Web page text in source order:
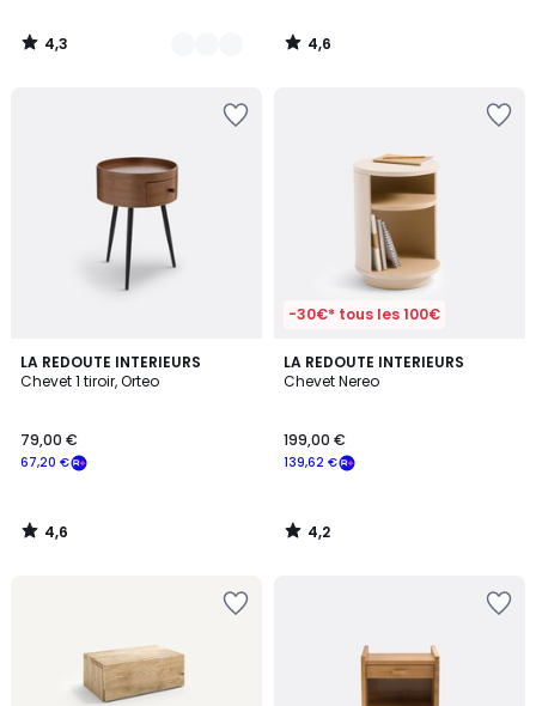
4,3
/
4,6
/
LA REDOUTE INTERIEURS
Chevet 1 tiroir, Orteo
67,20 €
79,00 €
4,6
/ 5
4,6
/
-30€* tous les 100€
LA REDOUTE INTERIEURS
Chevet Nereo
139,62 €
199,00 €
4,2
/ 5
4,2
/